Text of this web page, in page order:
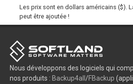
Les prix sont en dollars américains ($).
peut être ajoutée !
Nous développons des logiciels qui
nos produits : Backup4all /FBackup